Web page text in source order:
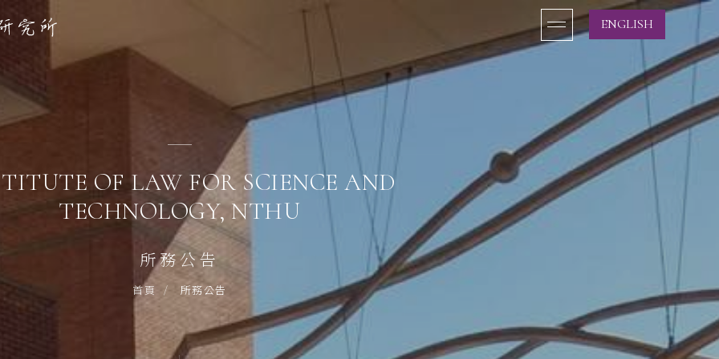
ENGLISH
OF LAW FOR SCIENCE AND
TECHNOLOGY, NTHU
所務公告
首頁 所務公告